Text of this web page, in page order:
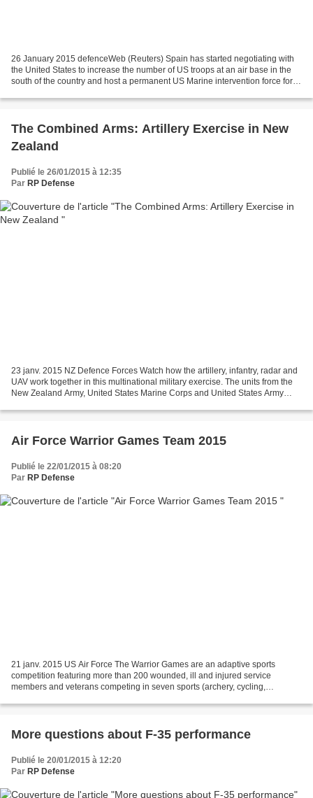
26 January 2015 defenceWeb (Reuters) Spain has started negotiating with
the United States to increase the number of US troops at an air base in the
south of the country and host a permanent US Marine intervention force for
The Combined Arms: Artillery Exercise in New
Zealand
Publié le 26/01/2015 à 12:35
Par RP Defense
23 janv. 2015 NZ Defence Forces Watch how the artillery, infantry, radar and
UAV work together in this multinational military exercise. The units from the
New Zealand Army, United States Marine Corps and United States Army
Air Force Warrior Games Team 2015
Publié le 22/01/2015 à 08:20
Par RP Defense
21 janv. 2015 US Air Force The Warrior Games are an adaptive sports
competition featuring more than 200 wounded, ill and injured service
members and veterans competing in seven sports (archery, cycling,
More questions about F-35 performance
Publié le 20/01/2015 à 12:20
Par RP Defense